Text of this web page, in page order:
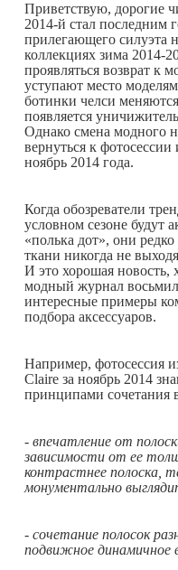
Приветствую, дорогие
2014-й стал последним
прилегающего силуэта
коллекциях зима 2014-
проявляться возврат к
уступают место
ботинки челси
появляется
Однако смена модного
вернуться к
ноябрь 2014 года.
Когда обозреватели
условном сезоне будут
«полька дот», они
ткани никогда не
И это хорошая новость,
модный журнал
интересные примеры
подбора аксессуаров.
Например, фотосессия
Claire за ноябрь 2014
принципами сочетания
- впечатление от
зависимости от ее
контрастнее полоска,
монументально
- сочетание полосок
подвижное динамичное